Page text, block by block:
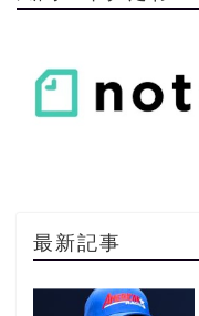
最新記事